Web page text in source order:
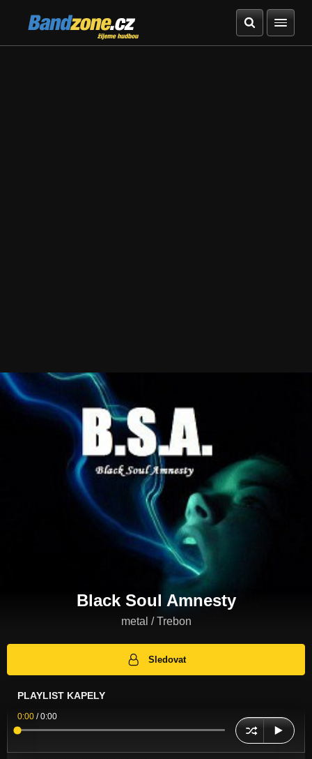
Bandzone.cz
žijeme hudbou
Black Soul Amnesty
metal / Trebon
Sledovat
PLAYLIST KAPELY
0:00 /0:00